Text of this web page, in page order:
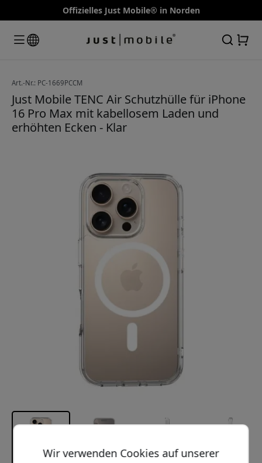
Offizielles Just Mobile® in Norden
Art.-Nr.: PC-1669PCCM
Just Mobile TENC Air Schutzhülle für iPhone
16 Pro Max mit kabellosem Laden und
erhöhten Ecken - Klar
Wir verwenden Cookies auf unserer